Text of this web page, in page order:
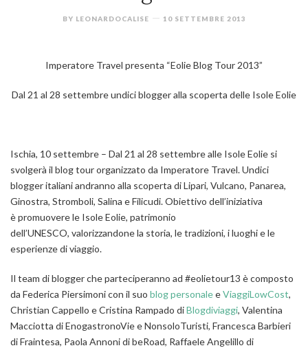
BY LEONARDOCALISE 10 SETTEMBRE 2013
Imperatore Travel presenta “Eolie Blog Tour 2013”
Dal 21 al 28 settembre undici blogger alla scoperta delle Isole Eolie
Ischia, 10 settembre – Dal 21 al 28 settembre alle Isole Eolie si
svolgerà il blog tour organizzato da Imperatore Travel. Undici
blogger italiani andranno alla scoperta di Lipari, Vulcano, Panarea,
Ginostra, Stromboli, Salina e Filicudi. Obiettivo dell’iniziativa
è promuovere le Isole Eolie, patrimonio
dell’UNESCO, valorizzandone la storia, le tradizioni, i luoghi e le
esperienze di viaggio.
Il team di bloggerche parteciperanno ad #eolietour13 è composto
da Federica Piersimoni con il suo blog personaleeViaggiLowCost,
Christian Cappello e Cristina Rampado diBlogdiviaggi, Valentina
Macciotta di EnogastronoVie e NonsoloTuristi, Francesca Barbieri
di Fraintesa, Paola Annoni di beRoad, Raffaele Angelillo di